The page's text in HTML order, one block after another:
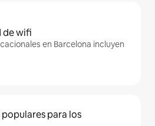
de wifi
en Barcelona incluyen
para los